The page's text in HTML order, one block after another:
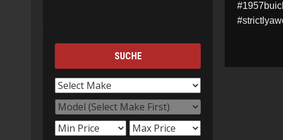
SUCHE